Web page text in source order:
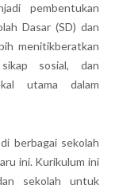
pembentukan
Dasar (SD) dan
menitikberatkan
sosial, dan
utama dalam
berbagai sekolah
ini. Kurikulum ini
sekolah untuk